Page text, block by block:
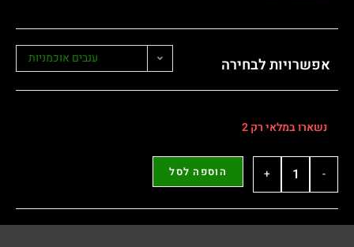
לבחירה ענבים אוכמניות
במלאי רק 2
הוספה לסל